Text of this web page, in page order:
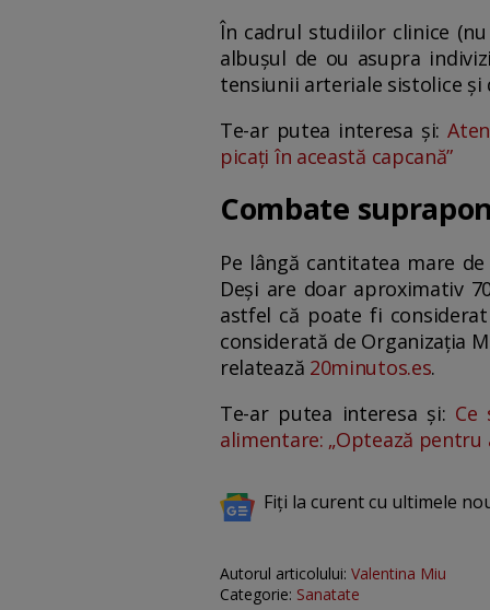
În cadrul studiilor clinice
albușul de ou asupra
tensiunii arteriale sistolice și
Te-ar putea interesa și:
picați în această capcană”
Combate
Pe lângă cantitatea mare
Deși are doar aproximativ
astfel că poate fi
considerată de Organizația
relatează 20minutos.es.
Te-ar putea interesa și: Ce
alimentare: „Optează pentru
Fiți la curent cu ultimele
Autorul articolului: Valentina Miu
Categorie: Sanatate